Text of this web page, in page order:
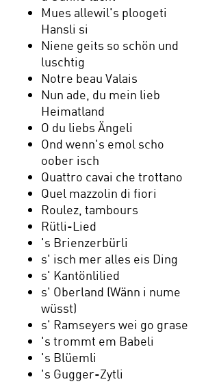
Mues allewil's ploogeti
Hansli si
Niene geits so schön und
luschtig
Notre beau Valais
Nun ade, du mein lieb
Heimatland
O du liebs Ängeli
Ond wenn's emol scho
oober isch
Quattro cavai che trottano
Quel mazzolin di fiori
Roulez, tambours
Rütli-Lied
's Brienzerbürli
s' isch mer alles eis Ding
s' Kantönlilied
s' Oberland (Wänn i nume
wüsst)
s' Ramseyers wei go grase
's trommt em Babeli
's Blüemli
's Gugger-Zytli